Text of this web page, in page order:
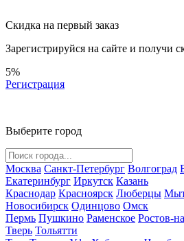
Скидка на первый заказ
Зарегистрируйся на сайте и получи
5%
Регистрация
Выберите город
Москва Санкт-Петербург Волгоград
Екатеринбург Иркутск Казань
Краснодар Красноярск Люберцы
Новосибирск Одинцово Омск
Пермь Пушкино Раменское Ростов-
Тверь Тольятти